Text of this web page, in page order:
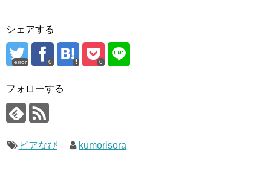
シェアする
error 0 0
フォローする
ビアなび kumorisora